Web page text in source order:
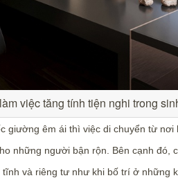
việc tăng tính tiện nghi trong
êm ái thì việc di chuyển từ
những người bận rộn. Bên cạnh đó,
và riêng tư như khi bố trí ở những